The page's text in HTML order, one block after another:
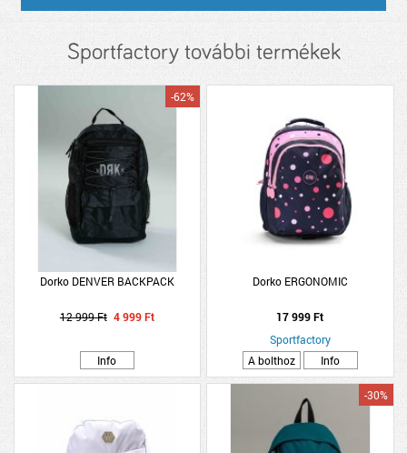
Sportfactory további termékek
Dorko DENVER BACKPACK
-62%
12 999 Ft 4 999 Ft
Info
Dorko ERGONOMIC
17 999 Ft
Sportfactory
A bolthoz
Info
-30%